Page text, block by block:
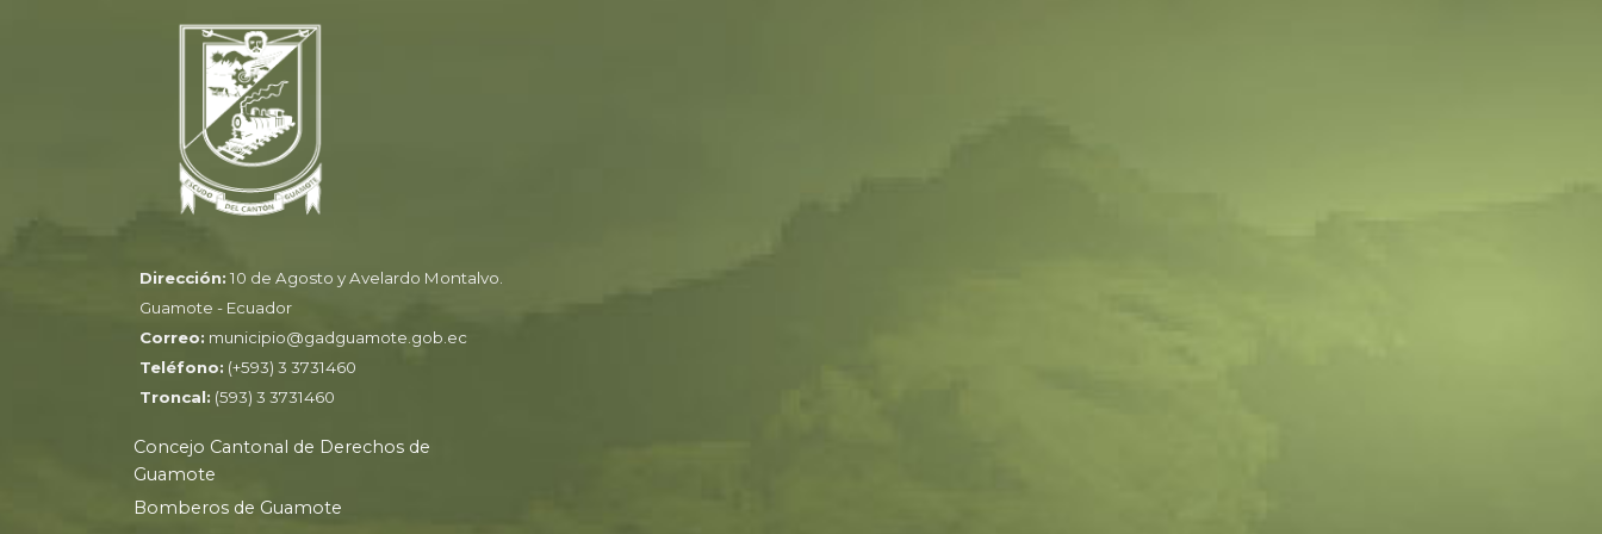
Dirección: 10 de Agosto y Avelardo Montalvo.
Guamote - Ecuador
Correo: municipio@gadguamote.gob.ec
Teléfono: (+593) 3 3731460
Troncal: (593) 3 3731460
Concejo Cantonal de Derechos de
Guamote
Bomberos de Guamote